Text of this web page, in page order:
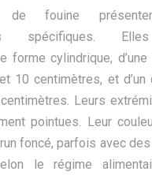
fouine
spécifiques.
forme cylindrique, d’une
10 centimètres, et d’un
Leurs
pointues. Leur
foncé, parfois avec des
le régime